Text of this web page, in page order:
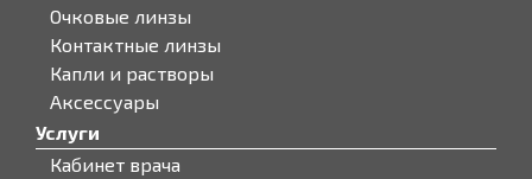
Очковые линзы
Контактные линзы
Капли и растворы
Аксессуары
Услуги
Кабинет врача